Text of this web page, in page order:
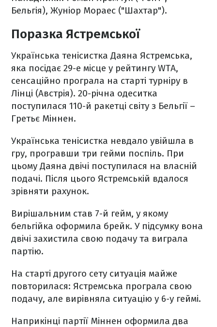
Бельгія), Жуніор Мораес ("Шахтар").
Поразка Ястремської
Українська тенісистка Даяна Ястремська,
яка посідає 29-е місце у рейтингу WTA,
сенсаційно програла на старті турніру в
Лінці (Австрія). 20-річна одеситка
поступилася 110-й ракетці світу з Бельгії –
Гретьє Міннен.
Українська тенісистка невдало увійшла в
гру, програвши три гейми поспіль. При
цьому Даяна двічі поступилася на власній
подачі. Після цього Ястремській вдалося
зрівняти рахунок.
Вирішальним став 7-й гейм, у якому
бельгійка оформила брейк. У підсумку вона
двічі захистила свою подачу та виграла
партію.
На старті другого сету ситуація майже
повторилася: Ястремська програла свою
подачу, але вирівняла ситуацію у 6-у геймі.
Наприкінці партії Міннен оформила два